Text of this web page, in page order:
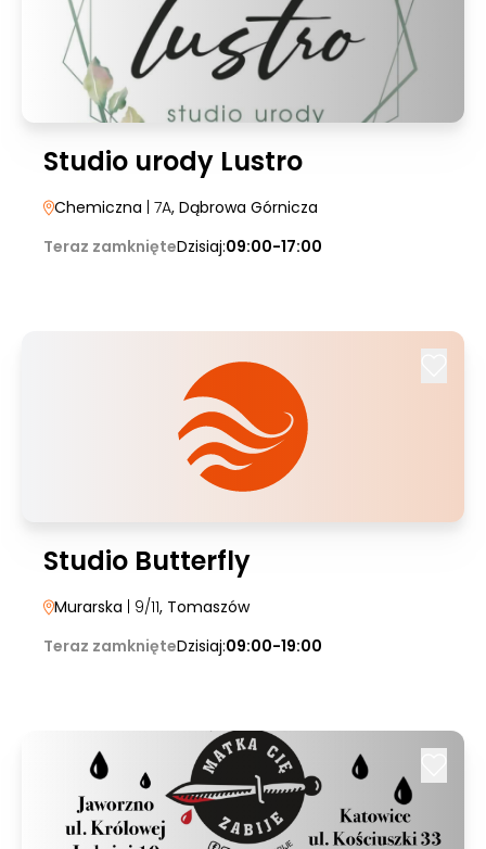
Studio urody Lustro
Chemiczna | 7A, Dąbrowa Górnicza
Teraz zamknięteDzisiaj:09:00-17:00
Studio Butterfly
Murarska | 9/11, Tomaszów
Teraz zamknięteDzisiaj:09:00-19:00